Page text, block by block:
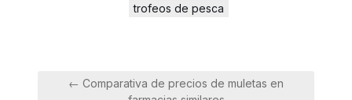
trofeos de pesca
Navegación
← Comparativa de precios de muletas en